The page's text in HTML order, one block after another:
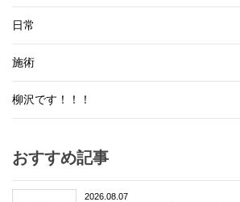
日常
施術
柳沢です！！！
おすすめ記事
2026.08.07